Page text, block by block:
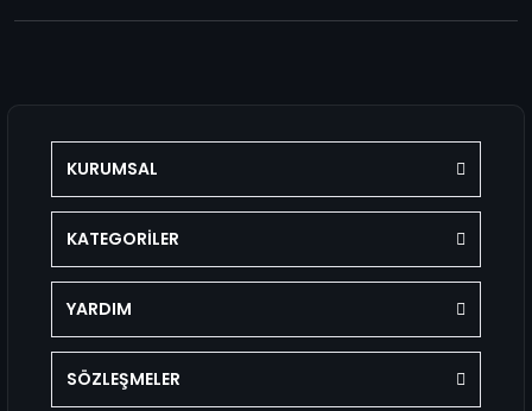
KURUMSAL
KATEGORİLER
YARDIM
SÖZLEŞMELER